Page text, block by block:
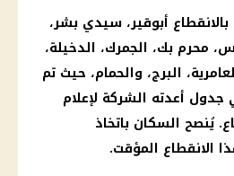
أبوقير، سيدي بشر،
محرم بك، الجمرك، الدخيلة،
البرج، والحمام، حيث تم
جدول أعدته الشركة لإعلام
يُنصح السكان باتخاذ
الانقطاع المؤقت.